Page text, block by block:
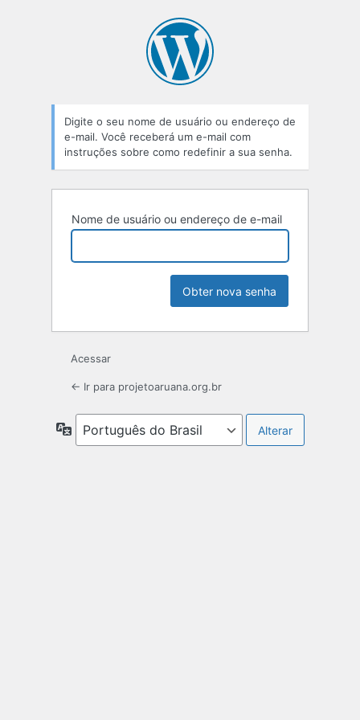
Digite o seu nome de usuário ou endereço de
e-mail. Você receberá um e-mail com
instruções sobre como redefinir a sua senha.
Nome de usuário ou endereço de e-mail
Acessar
← Ir para projetoaruana.org.br
Idioma